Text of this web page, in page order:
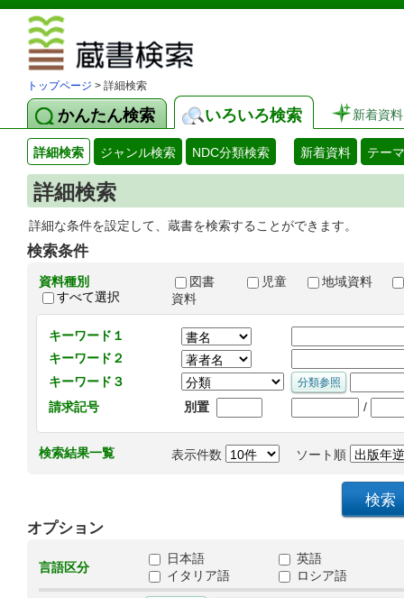
トップページ > 詳細検索
かんたん検索 いろいろ検索 新着資料
詳細検索 ジャンル検索 NDC分類検索 新着資料 テー
詳細検索
詳細な条件を設定して、蔵書を検索することができます。
検索条件
資料種別
すべて選択
図書 児童
地域資料
資料
キーワード１
キーワード２
キーワード３
請求記号
別置 /
検索結果一覧 表示件数 ソート順
オプション
言語区分
日本語
英語
イタリア語
ロシア語